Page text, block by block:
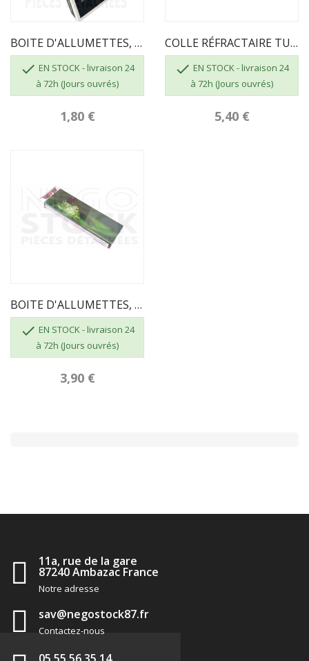
BOITE D'ALLUMETTES, 55 Pcs, Longueur 100 Mm
 EN STOCK - livraison 24
à 72h (Jours ouvrés)
1,80 €
COLLE RÉFRACTAIRE TUBE DE 17 ML
 EN STOCK - livraison 24
à 72h (Jours ouvrés)
5,40 €
BOITE D'ALLUMETTES, 55 Pcs, Longueur 195mm
 EN STOCK - livraison 24
à 72h (Jours ouvrés)
3,90 €
11a, rue de la gare
87240 Ambazac France
Notre adresse
sav@negostock87.fr
Contactez-nous